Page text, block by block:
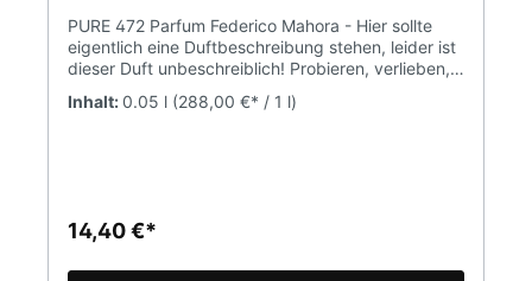
PURE 472 Parfum Federico Mahora - Hier sollte
eigentlich eine Duftbeschreibung stehen, leider ist
dieser Duft unbeschreiblich! Probieren, verlieben,
nie wieder einen anderen wollen! WELCHER
DUFTZWILLING VERBIRGT SICH HINTER DIESEM
Birke, Jasmin, Patchouli, Wacholderbeere, Rose
BASISNOTE Ambra, Eichenmoos, Moschus, Vanille
Inhalt: 0.05 l (288,00 €* / 1 l)
14,40 €*